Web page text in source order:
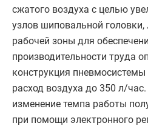
сжатого воздуха с целью
узлов шиповальной
рабочей зоны для
производительности труда
конструкция
расход воздуха до 350 л/
изменение темпа работы
при помощи электронного